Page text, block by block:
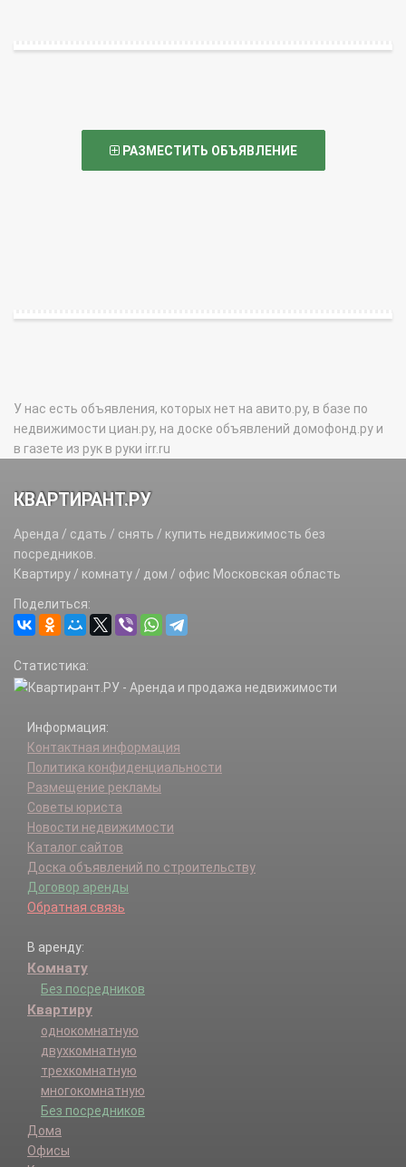
РАЗМЕСТИТЬ ОБЪЯВЛЕНИЕ
У нас есть объявления, которых нет на авито.ру, в базе по
недвижимости циан.ру, на доске объявлений домофонд.ру и
в газете из рук в руки irr.ru
КВАРТИРАНТ.РУ
Аренда / сдать / снять / купить недвижимость без
посредников.
Квартиру / комнату / дом / офис Московская область
Поделиться:
Статистика:
Информация:
Контактная информация
Политика конфиденциальности
Размещение рекламы
Советы юриста
Новости недвижимости
Каталог сайтов
Доска объявлений по строительству
Договор аренды
Обратная связь
В аренду:
Комнату
Без посредников
Квартиру
однокомнатную
двухкомнатную
трехкомнатную
многокомнатную
Без посредников
Дома
Офисы